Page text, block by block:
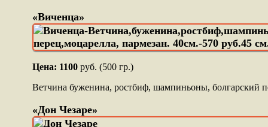
«Виченца»
Цена: 1100руб. (500 гр.)
Ветчина буженина, ростбиф, шампиньоны, болгарский
«Дон Чезаре»